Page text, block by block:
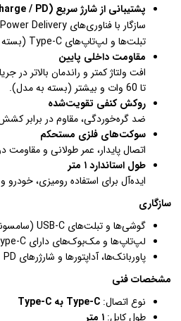
پشتیبانی از شارژ سریع (Fast Charge / PD)
تبلت‌ها و لپ‌تاپ‌های Type-C (بسته به شارژر).
مقاومت داخلی پایین
افت ولتاژ کمتر و راندمان بالاتر در
تا 60 وات و بیشتر (بسته به مدل).
روکش کنفی تقویت‌شده
ضد گره‌خوردگی، مقاوم در برابر
سوکت‌های فلزی مستحکم
اتصال پایدار، عمر طولانی و مقاومت
طول استاندارد ۱ متر
ایده‌آل برای استفاده رومیزی، خودرو
سازگاری
گوشی‌ها و تبلت‌های USB-C (سامسونگ، شیائومی، هواوی، …)
لپ‌تاپ‌ها و مک‌بوک‌های دارای Type-C
پاوربانک‌ها، آداپتورها و شارژرهای PD
مشخصات فنی
نوع اتصال: Type-C به Type-C
طول کابل: ۱ متر